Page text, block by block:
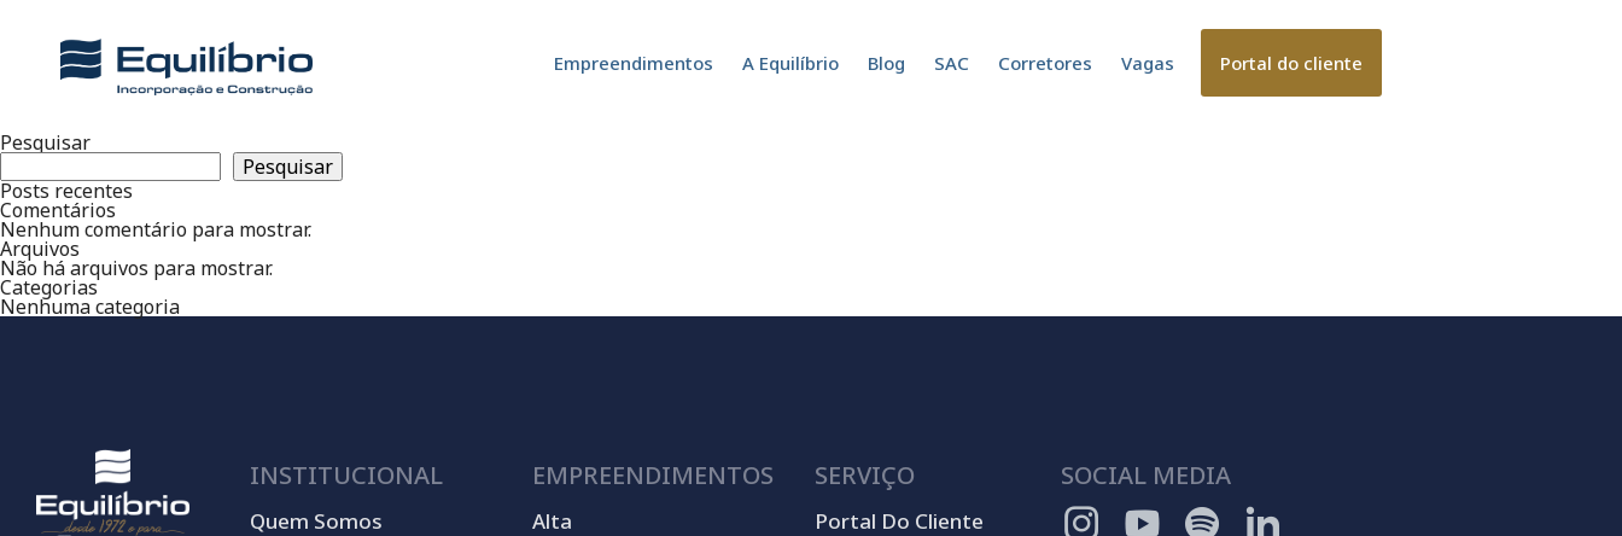
Empreendimentos A Equilíbrio Blog SAC Corretores Vagas Portal do cliente
Pesquisar
Pesquisar
Posts recentes
Comentários
Nenhum comentário para mostrar.
Arquivos
Não há arquivos para mostrar.
Categorias
Nenhuma categoria
INSTITUCIONAL
Quem Somos
EMPREENDIMENTOS
Alta
SERVIÇO
Portal Do Cliente
SOCIAL MEDIA